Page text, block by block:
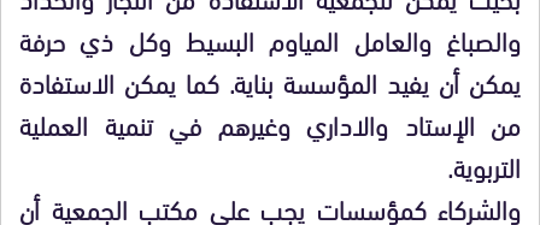
والصباغ والعامل المياوم البسيط وكل ذي حرفة
يمكن أن يفيد المؤسسة بناية. كما يمكن الاستفادة
من الإستاد والاداري وغيرهم في تنمية العملية
التربوية.
والشركاء كمؤسسات يجب على مكتب الجمعية أن